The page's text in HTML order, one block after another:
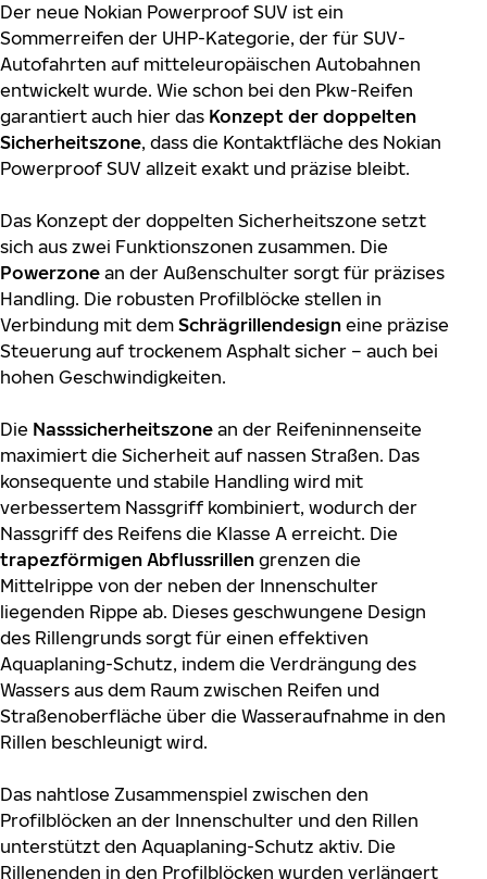
Der neue Nokian Powerproof SUV ist ein
Sommerreifen der UHP-Kategorie, der für SUV-
Autofahrten auf mitteleuropäischen Autobahnen
entwickelt wurde. Wie schon bei den Pkw-Reifen
garantiert auch hier das Konzept der doppelten
Sicherheitszone, dass die Kontaktfläche des Nokian
Powerproof SUV allzeit exakt und präzise bleibt.
Das Konzept der doppelten Sicherheitszone setzt
sich aus zwei Funktionszonen zusammen. Die
Powerzone an der Außenschulter sorgt für präzises
Handling. Die robusten Profilblöcke stellen in
Verbindung mit dem Schrägrillendesign eine präzise
Steuerung auf trockenem Asphalt sicher – auch bei
hohen Geschwindigkeiten.
Die Nasssicherheitszone an der Reifeninnenseite
maximiert die Sicherheit auf nassen Straßen. Das
konsequente und stabile Handling wird mit
verbessertem Nassgriff kombiniert, wodurch der
Nassgriff des Reifens die Klasse A erreicht. Die
trapezförmigen Abflussrillen grenzen die
Mittelrippe von der neben der Innenschulter
liegenden Rippe ab. Dieses geschwungene Design
des Rillengrunds sorgt für einen effektiven
Aquaplaning-Schutz, indem die Verdrängung des
Wassers aus dem Raum zwischen Reifen und
Straßenoberfläche über die Wasseraufnahme in den
Rillen beschleunigt wird.
Das nahtlose Zusammenspiel zwischen den
Profilblöcken an der Innenschulter und den Rillen
unterstützt den Aquaplaning-Schutz aktiv. Die
Rillenenden in den Profilblöcken wurden verlängert